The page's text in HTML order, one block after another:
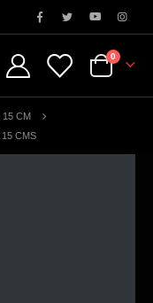
0
15 CM
CMS